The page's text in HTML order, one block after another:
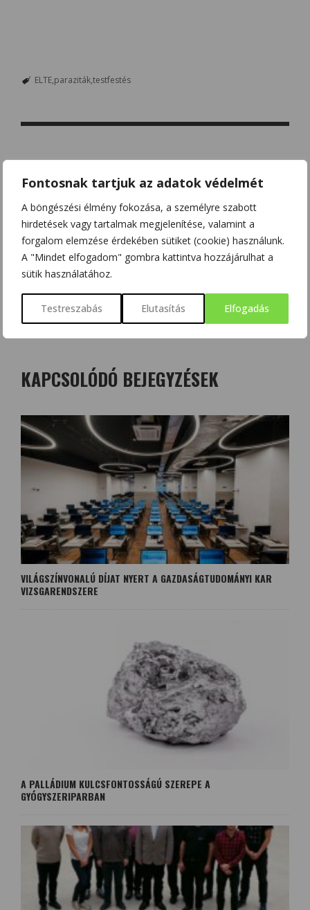
Fontosnak tartjuk az adatok védelmét
A böngészési élmény fokozása, a személyre szabott
hirdetések vagy tartalmak megjelenítése, valamint a
forgalom elemzése érdekében sütiket (cookie) használunk.
A "Mindet elfogadom" gombra kattintva hozzájárulhat a
sütik használatához.
Testreszabás Elutasítás Elfogadás
ELTE parazitáktestfestés
BUDAPESTI NEMZETKÖZI
DOKUMENTUMFILM FESZTIVÁL
NEXT
VARÁZSLÁS ÉS CSILLAGHIT A
KAPCSOLÓDÓ BEJEGYZÉSEK
VILÁGSZÍNVONALÚ DÍJAT NYERT A GAZDASÁGTUDOMÁNYI KAR
VIZSGARENDSZERE
A PALLÁDIUM KULCSFONTOSSÁGÚ SZEREPE A
GYÓGYSZERIPARBAN